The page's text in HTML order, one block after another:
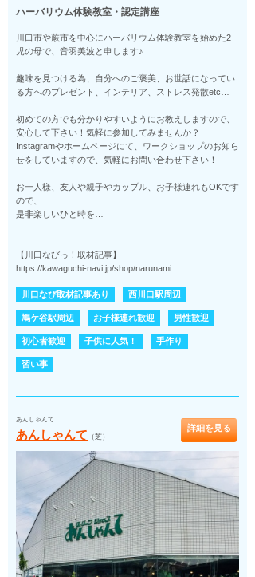
ハーバリウム体験教室・認定講座
川口市や蕨市を中心にハーバリウム体験教室を始めた2
児の母で、音羽美波と申します♪
趣味を見つける為、自分へのご褒美、お世話になってい
る方へのプレゼント、インテリア、ストレス発散etc…
初めての方でも分かりやすいようにお教えしますので、
安心して下さい！気軽に参加してみませんか？
Instagramやホームページにて、ワークショップのお知ら
せをしていますので、気軽にお問い合わせ下さい！
お一人様、友人や親子やカップル、お子様連れもOKです
ので、
是非楽しいひと時を…
【川口なびっ！取材記事】
https://kawaguchi-navi.jp/shop/narunami
川口なび取材記事あり 西川口駅周辺
鳩ケ谷駅周辺 お子様連れ歓迎 男性歓迎
初心者歓迎 子供に人気！ 手作り
習い事
あんしゃんて
あんしゃんて （芝）
詳細を見る